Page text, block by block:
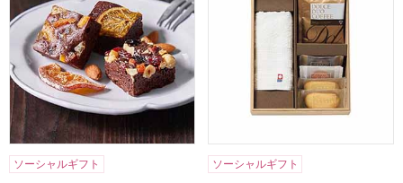
ソーシャルギフト ソーシャルギフト